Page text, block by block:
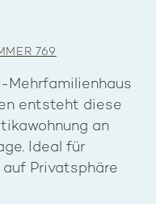
769
Mehrfamilienhaus
entsteht diese
an
Ideal für
auf Privatsphäre